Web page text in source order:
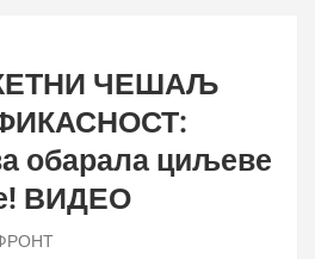
ЧЕШАЉ
обарала циљеве
ВИДЕО